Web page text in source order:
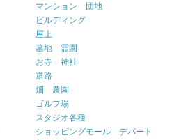
マンション 団地
ビルディング
屋上
墓地 霊園
お寺 神社
道路
畑 農園
ゴルフ場
スタジオ各種
ショッピングモール デパート